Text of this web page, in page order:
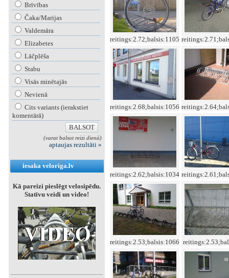
Brīvības
Čaka/Marijas
Valdemāra
Elizabetes
Lāčplēša
Stabu
Visās minētajās
Nevienā
Cits variants (ierakstiet
komentārā)
(varat balsot reizi dienā)
aptaujas rezultāti »
iesaka veloriga.lv
Kā pareizi pieslēgt velosipēdu.
Statīvu veidi un video!
reitings:2.72;balsis:1105
reitings:2.68;balsis:1056
reitings:2.62;balsis:1034
reitings:2.53;balsis:1066